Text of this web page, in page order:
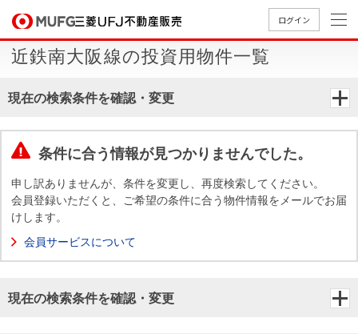
ログイン
買いたいTOP
中古
ショ
新
売りたいTOP
無
査
売
AI
店舗案内TOP
店舗のご
都圏）
店舗のご
古屋）
店舗のご
会社情報TOP
ごあいさ
会社概
MUFG
採用情報TOP
新卒採用
キャリア
買いたい
売りたい
店舗案内
会社情報
採用情報
法人のお客さま
近鉄南大阪線の投資用物件一覧
現在の検索条件を確認・変更
条件に合う情報が見つかりませんでした。
申し訳ありませんが、条件を変更し、再度検索してください。
会員登録いただくと、ご希望の条件に合う物件情報をメールでお届
けします。
会員サービスについて
現在の検索条件を確認・変更